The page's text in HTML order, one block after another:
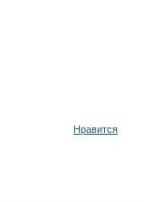
Нравится